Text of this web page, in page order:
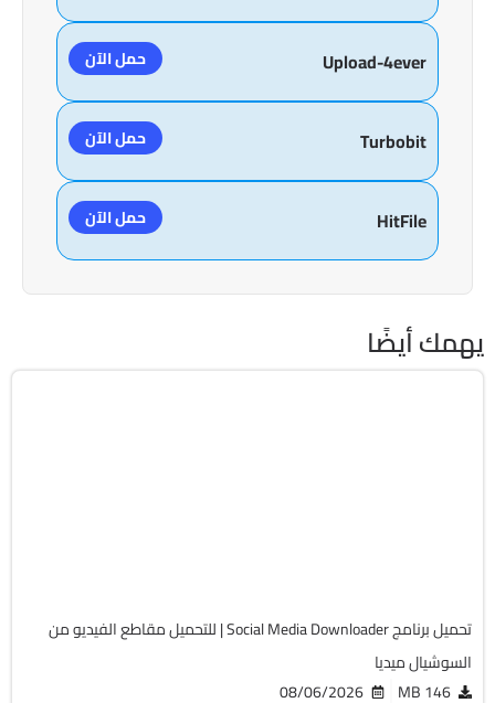
Upload-4ever حمل الآن
Turbobit حمل الآن
HitFile حمل الآن
يهمك أيضًا
تحميل برنامج Social Media Downloader | للتحميل مقاطع الفيديو من
السوشيال ميديا
146 MB
08/06/2026